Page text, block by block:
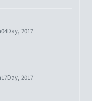
2017
2017